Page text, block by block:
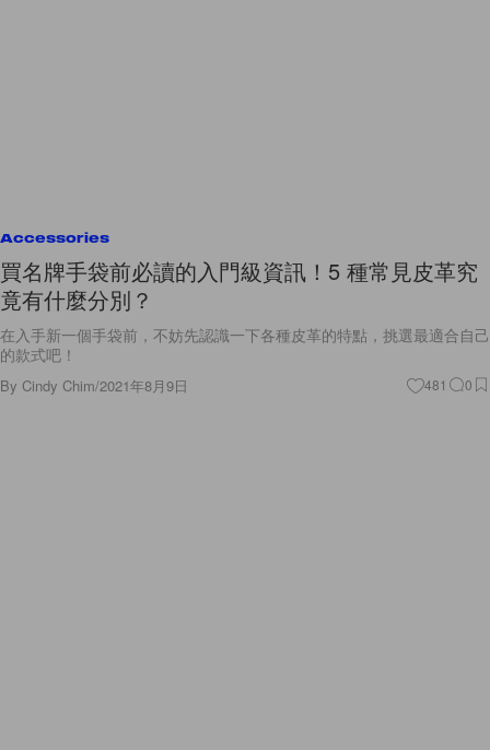
Accessories
買名牌手袋前必讀的入門級資訊！5 種常見皮革究
竟有什麼分別？
在入手新一個手袋前，不妨先認識一下各種皮革的特點，挑選最適合自己
的款式吧！
By Cindy Chim/2021年8月9日 481 0